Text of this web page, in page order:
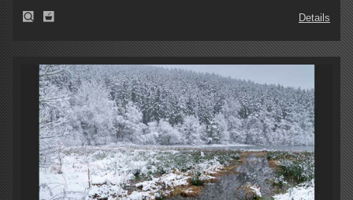
Details